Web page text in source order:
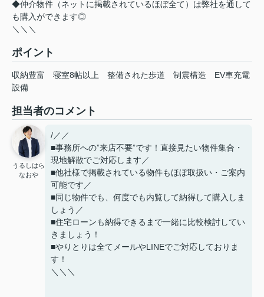
◆仲介物件（ネットに掲載されているほぼ全て）は弊社を通して
も購入ができます◎
＼＼＼
ポイント
収納豊富 寝室8帖以上 整備された歩道 制震構造
EV車充電
設備
担当者のコメント
うるしはら
なおや
/／／
■事務所への”来店不要”です！直接見たい物件集合・
現地解散でご対応します／
■他社様で掲載されている物件もほぼ取扱い・ご案内
可能です／
■同じ物件でも、何度でも内覧して納得して購入しま
しょう／
■住宅ローンも納得できるまで一緒に比較検討してい
きましょう！
■やりとりは全てメールやLINEでご対応しておりま
す！
＼＼＼